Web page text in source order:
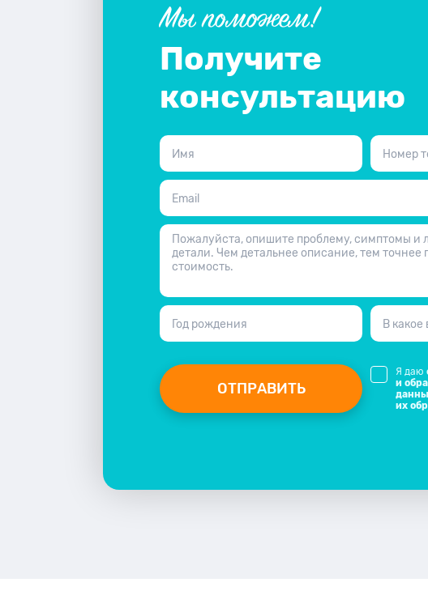
Мы поможем!
Получите
консультацию
Имя Номер
Email
Пожалуйста, опишите проблему, симптомы и
детали. Чем детальнее описание, тем точнее
стоимость.
Год рождения В какое
ОТПРАВИТЬ
Я даю
и
их